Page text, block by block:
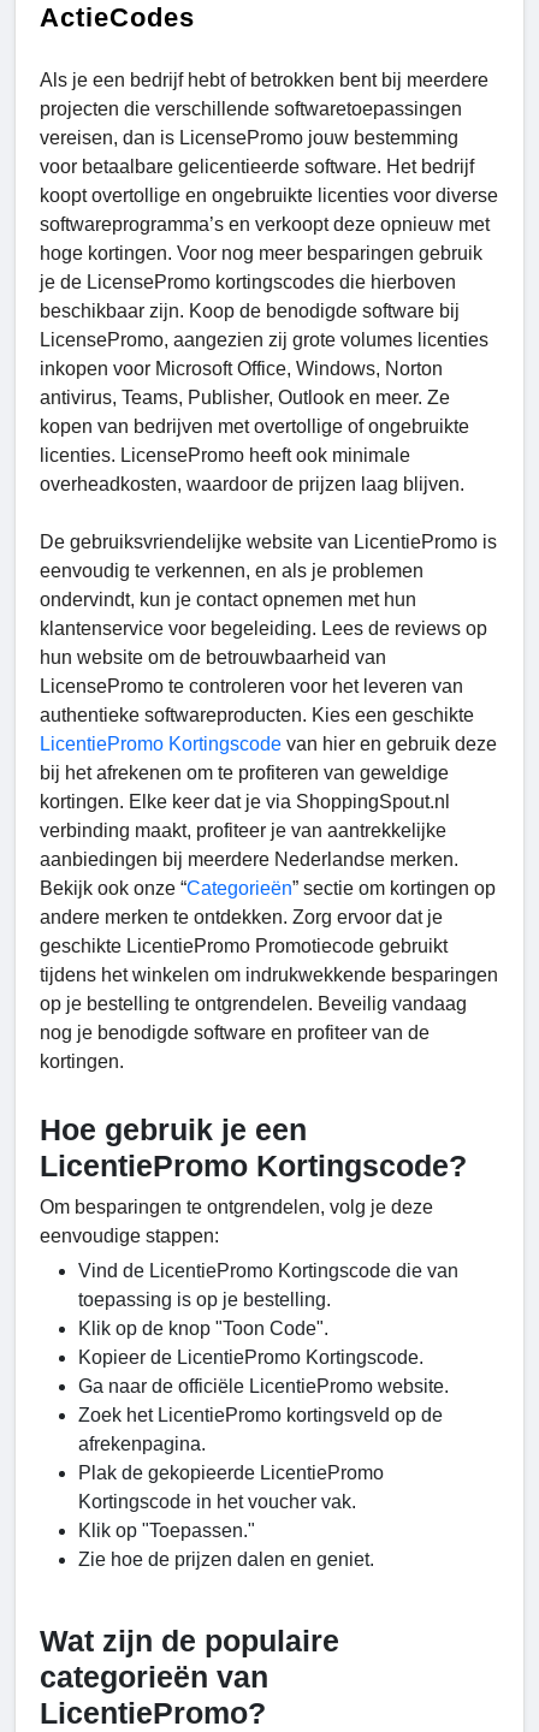
ActieCodes
Als je een bedrijf hebt of betrokken bent bij meerdere
projecten die verschillende softwaretoepassingen
vereisen, dan is LicensePromo jouw bestemming
voor betaalbare gelicentieerde software. Het bedrijf
koopt overtollige en ongebruikte licenties voor diverse
softwareprogramma’s en verkoopt deze opnieuw met
hoge kortingen. Voor nog meer besparingen gebruik
je de LicensePromo kortingscodes die hierboven
beschikbaar zijn. Koop de benodigde software bij
LicensePromo, aangezien zij grote volumes licenties
inkopen voor Microsoft Office, Windows, Norton
antivirus, Teams, Publisher, Outlook en meer. Ze
kopen van bedrijven met overtollige of ongebruikte
licenties. LicensePromo heeft ook minimale
overheadkosten, waardoor de prijzen laag blijven.
De gebruiksvriendelijke website van LicentiePromo is
eenvoudig te verkennen, en als je problemen
ondervindt, kun je contact opnemen met hun
klantenservice voor begeleiding. Lees de reviews op
hun website om de betrouwbaarheid van
LicensePromo te controleren voor het leveren van
authentieke softwareproducten. Kies een geschikte
LicentiePromo Kortingscode van hier en gebruik deze
bij het afrekenen om te profiteren van geweldige
kortingen. Elke keer dat je via ShoppingSpout.nl
verbinding maakt, profiteer je van aantrekkelijke
aanbiedingen bij meerdere Nederlandse merken.
Bekijk ook onze “Categorieën” sectie om kortingen op
andere merken te ontdekken. Zorg ervoor dat je
geschikte LicentiePromo Promotiecode gebruikt
tijdens het winkelen om indrukwekkende besparingen
op je bestelling te ontgrendelen. Beveilig vandaag
nog je benodigde software en profiteer van de
kortingen.
Hoe gebruik je een
LicentiePromo Kortingscode?
Om besparingen te ontgrendelen, volg je deze
eenvoudige stappen:
Vind de LicentiePromo Kortingscode die van
toepassing is op je bestelling.
Klik op de knop "Toon Code".
Kopieer de LicentiePromo Kortingscode.
Ga naar de officiële LicentiePromo website.
Zoek het LicentiePromo kortingsveld op de
afrekenpagina.
Plak de gekopieerde LicentiePromo
Kortingscode in het voucher vak.
Klik op "Toepassen."
Zie hoe de prijzen dalen en geniet.
Wat zijn de populaire
categorieën van
LicentiePromo?